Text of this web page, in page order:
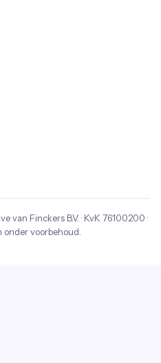
van Finckers B.V. · KvK 76100200 ·
onder voorbehoud.